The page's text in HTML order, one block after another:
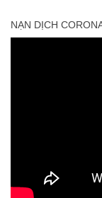
NẠN DỊCH